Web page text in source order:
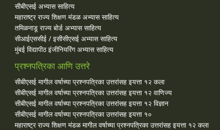
सीबीएसई अभ्यास साहित्य
महाराष्ट्र राज्य शिक्षण मंडळ अभ्यास साहित्य
तमिळनाडू राज्य बोर्ड अभ्यास साहित्य
सीआईएससीई / इसीसीएसई अभ्यास साहित्य
मुंबई विद्यापीठ इंजीनियरिंग अभ्यास साहित्य
प्रश्नपत्रिका आणि उत्तरे
सीबीएसई मागील वर्षाच्या प्रश्‍नपत्रिका उत्तरांसह इयत्ता १२ कला
सीबीएसई मागील वर्षाच्या प्रश्‍नपत्रिका उत्तरांसह इयत्ता १२ वाणिज्य
सीबीएसई मागील वर्षाच्या प्रश्‍नपत्रिका उत्तरांसह इयत्ता १२ विज्ञान
सीबीएसई मागील वर्षाच्या प्रश्‍नपत्रिका उत्तरांसह इयत्ता १०
महाराष्ट्र राज्य शिक्षण मंडळ मागील वर्षाच्या प्रश्‍नपत्रिका उत्तरांसह इयत्ता १२ कला